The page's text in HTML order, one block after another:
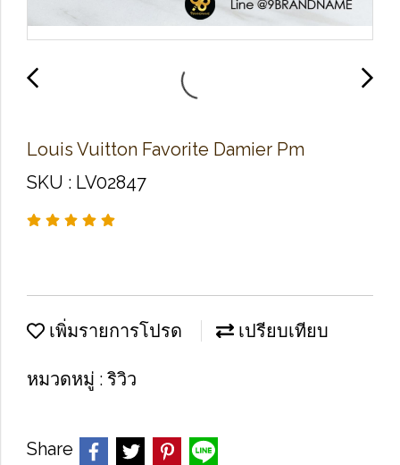
Louis Vuitton Favorite Damier Pm
SKU : LV02847
เพิ่มรายการโปรด เปรียบเทียบ
หมวดหมู่ : ริวิว
Share